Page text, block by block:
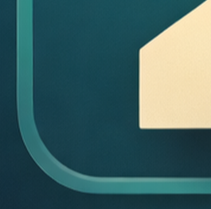
el sujeto, el estilo, la composición, el
texto
de productos, o comience en
texto a imagen.